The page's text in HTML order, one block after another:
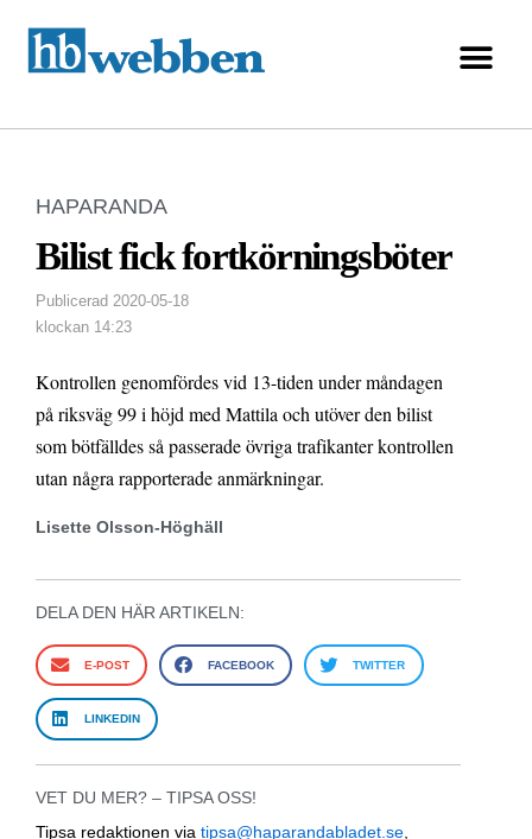
HAPARANDA
Bilist fick fortkörningsböter
Publicerad 2020-05-18
klockan 14:23
Kontrollen genomfördes vid 13-tiden under måndagen
på riksväg 99 i höjd med Mattila och utöver den bilist
som bötfälldes så passerade övriga trafikanter kontrollen
utan några rapporterade anmärkningar.
Lisette Olsson-Höghäll
DELA DEN HÄR ARTIKELN:
E-POST FACEBOOK TWITTER
LINKEDIN
VET DU MER? – TIPSA OSS!
Tipsa redaktionen via tipsa@haparandabladet.se